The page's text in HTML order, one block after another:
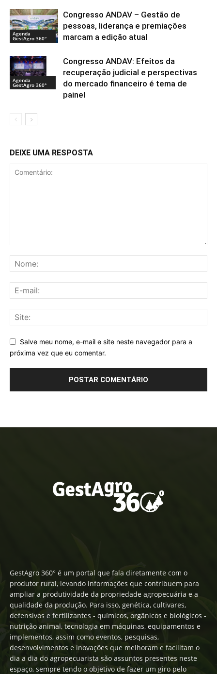
Agenda
GestAgro 360°
Congresso ANDAV – Gestão de
pessoas, liderança e premiações
marcam a edição atual
Agenda
GestAgro 360°
Congresso ANDAV: Efeitos da
recuperação judicial e perspectivas
do mercado financeiro é tema de
painel
DEIXE UMA RESPOSTA
Salve meu nome, e-mail e site neste navegador para a
próxima vez que eu comentar.
GestAgro 360° é um portal que fala diretamente com o
produtor rural, levando informações que contribuem para
ampliar a produtividade da propriedade agropecuária e a
qualidade da produção. Para isso, genética, cultivares,
defensivos e fertilizantes - químicos, orgânicos e biológicos -
nutrição animal, tecnologia em máquinas, equipamentos e
implementos, assim como eventos, pesquisas,
desenvolvimentos e inovações que melhoram e facilitam o
dia a dia do agropecuarista são assuntos presentes neste
espaço, sempre tendo o objetivo de fazer um giro pelo